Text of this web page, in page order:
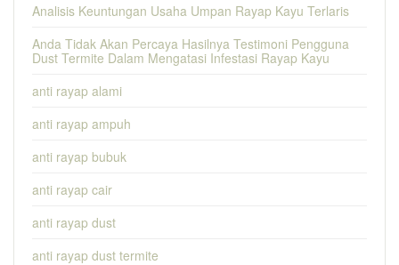
Analisis Keuntungan Usaha Umpan Rayap Kayu Terlaris
Anda Tidak Akan Percaya Hasilnya Testimoni Pengguna
Dust Termite Dalam Mengatasi Infestasi Rayap Kayu
anti rayap alami
anti rayap ampuh
anti rayap bubuk
anti rayap cair
anti rayap dust
anti rayap dust termite